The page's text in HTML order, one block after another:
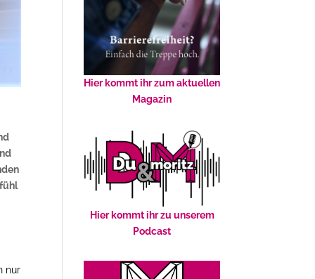
nur
Hier kommt ihr zum aktuellen
Magazin
Hier kommt ihr zu unserem
Podcast